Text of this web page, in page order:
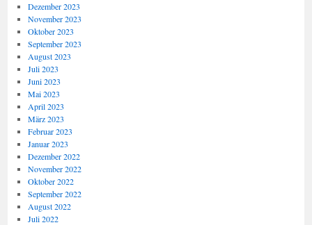
Dezember 2023
November 2023
Oktober 2023
September 2023
August 2023
Juli 2023
Juni 2023
Mai 2023
April 2023
März 2023
Februar 2023
Januar 2023
Dezember 2022
November 2022
Oktober 2022
September 2022
August 2022
Juli 2022